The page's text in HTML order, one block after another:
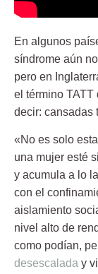
En algunos
síndrome aún
pero en
el término TATT
decir: cansadas
«No es solo
una mujer esté
y acumula a lo
con el
aislamiento
nivel alto de
como podían,
desescalada y